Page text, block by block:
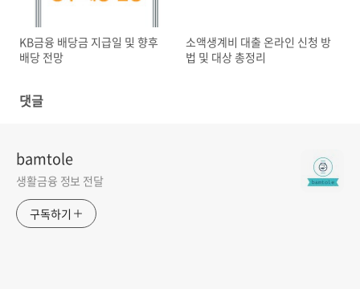
KB금융 배당금 지급일 및 향후
배당 전망
소액생계비 대출 온라인 신청 방
법 및 대상 총정리
댓글
bamtole
생활금융 정보 전달
구독하기